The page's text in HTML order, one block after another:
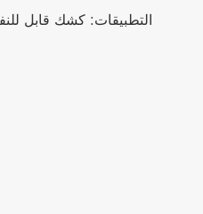
التطبيقات: كشك قابل